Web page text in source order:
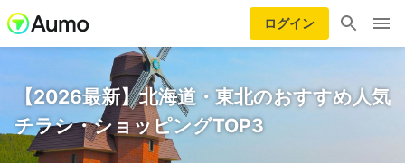
ログイン
【2026最新】北海道・東北のおすすめ人気
チラシ・ショッピングTOP3